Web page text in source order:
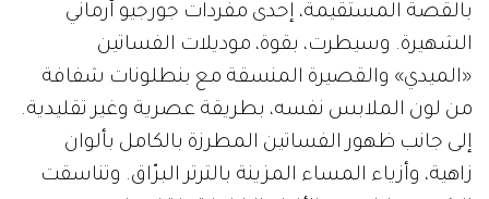
بالقصة المستقيمة، إحدى مفردات جورجيو أرماني
الشهيرة. وسيطرت، بقوة، موديلات الفساتين
«الميدي» والقصيرة المنسقة مع بنطلونات شفافة
من لون الملابس نفسه، بطريقة عصرية وغير تقليدية.
إلى جانب ظهور الفساتين المطرزة بالكامل بألوان
زاهية، وأزياء المساء المزينة بالترتر البرّاق. وتناسقت